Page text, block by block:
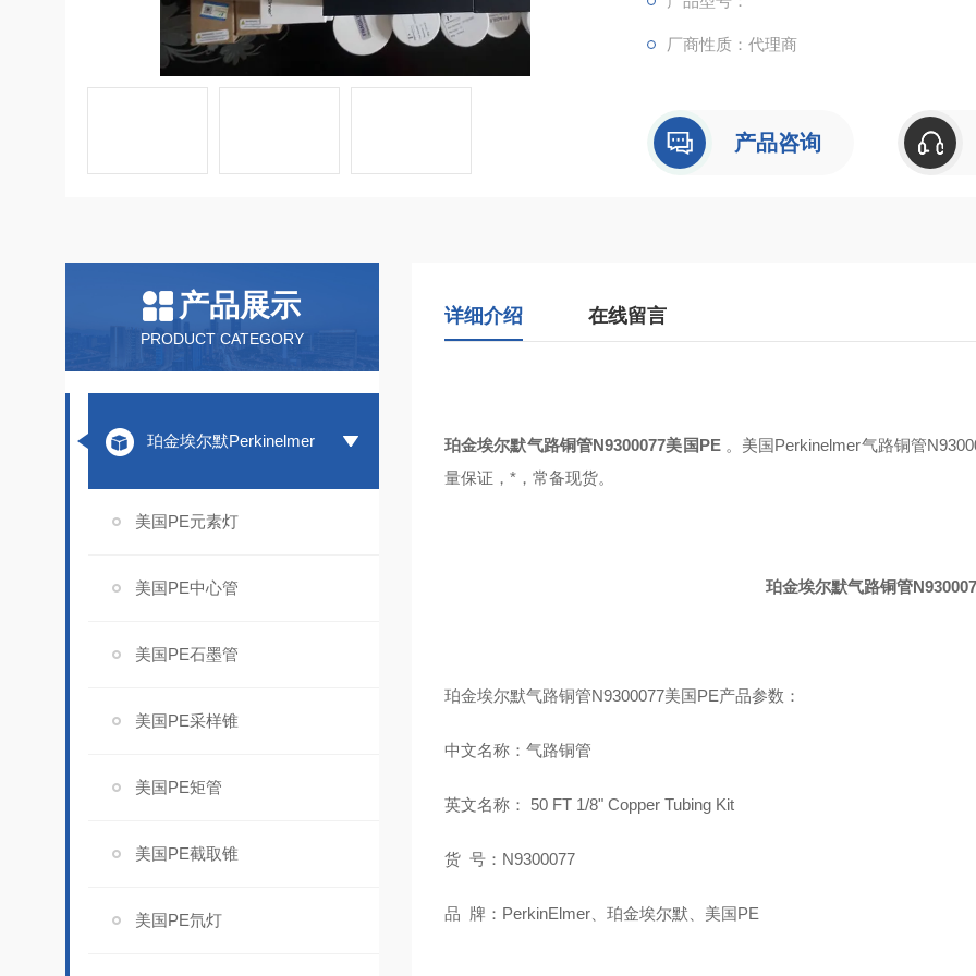
厂商性质：代理商
产品咨询
产品展示
PRODUCT CATEGORY
珀金埃尔默Perkinelmer
美国PE元素灯
美国PE中心管
美国PE石墨管
美国PE采样锥
美国PE矩管
美国PE截取锥
美国PE氘灯
详细介绍 在线留言
珀金埃尔默气路铜管N9300077美国PE 。美国Perkinelmer气路铜管
量保证，*，常备现货。
珀金埃尔默气路铜管
珀金埃尔默气路铜管N9300077美国PE产品参数：
中文名称：气路铜管
英文名称： 50 FT 1/8" Copper Tubing Kit
货 号：N9300077
品 牌：PerkinElmer、珀金埃尔默、美国PE